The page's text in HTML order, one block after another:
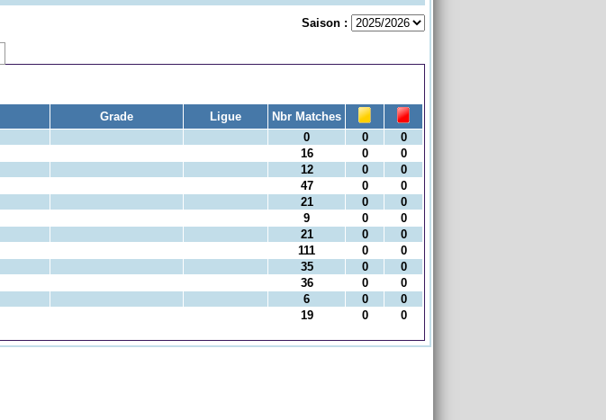
Saison :
Grade Ligue
Nbr Matches
0 0
0
16 0
0
12 0
0
47 0
0
21 0
0
9 0
0
21 0
0
111 0
0
35 0
0
36 0
0
6 0
0
19 0 0